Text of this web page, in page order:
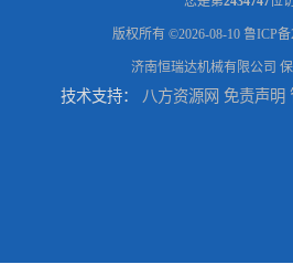
版权所有 ©2026-08-10 鲁ICP备
济南恒瑞达机械有限公司
技术支持： 八方资源网 免责声明